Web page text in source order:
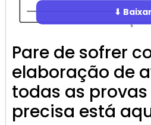
⬇ Baixar
Pare de sofrer
elaboração de
todas as
precisa está